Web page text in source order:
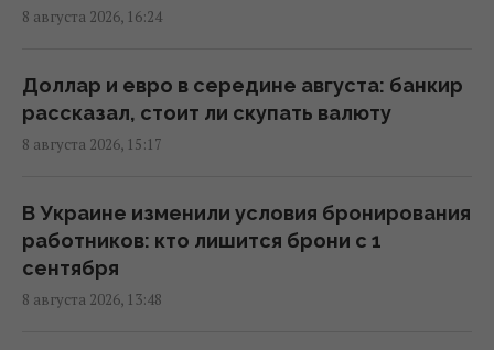
14:32 суббота, 08 августа 2026
В Кировоградской области разбился
боевой вертолет: что известно
12:17 суббота, 08 августа 2026
Украина согласилась не нападать на
нероссийские танкеры с нефтью в Черном
море, - Bloomberg
11:24 суббота, 08 августа 2026
8 августа 2026, 16:24
Доллар и евро в середине августа: банкир
рассказал, стоит ли скупать валюту
8 августа 2026, 15:17
В Украине изменили условия бронирования
работников: кто лишится брони с 1
сентября
8 августа 2026, 13:48